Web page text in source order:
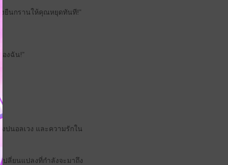
งยืนกรานให้คุณหยุดทันที!”
งฉัน!”
ปนอลเวง และความรักใน
ปลี่ยนแปลงที่กำลังจะมาถึง